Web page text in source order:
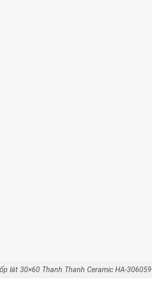
lát 30×60 Thanh Thanh Ceramic HA-306059